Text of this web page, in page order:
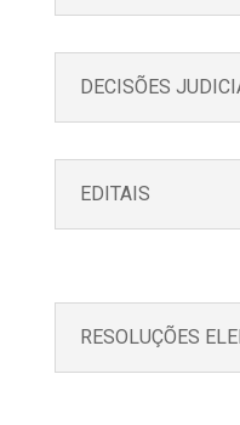
DECISÕES
EDITAIS
RESOLUÇÕES